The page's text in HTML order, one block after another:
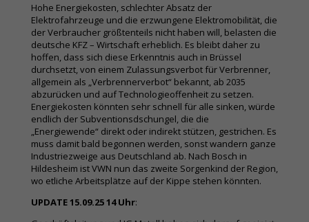
Hohe Energiekosten, schlechter Absatz der
Elektrofahrzeuge und die erzwungene Elektromobilität, die
der Verbraucher größtenteils nicht haben will, belasten die
deutsche KFZ – Wirtschaft erheblich. Es bleibt daher zu
hoffen, dass sich diese Erkenntnis auch in Brüssel
durchsetzt, von einem Zulassungsverbot für Verbrenner,
allgemein als „Verbrennerverbot“ bekannt, ab 2035
abzurücken und auf Technologieoffenheit zu setzen.
Energiekosten könnten sehr schnell für alle sinken, würde
endlich der Subventionsdschungel, die die
„Energiewende“ direkt oder indirekt stützen, gestrichen. Es
muss damit bald begonnen werden, sonst wandern ganze
Industriezweige aus Deutschland ab. Nach Bosch in
Hildesheim ist VWN nun das zweite Sorgenkind der Region,
wo etliche Arbeitsplätze auf der Kippe stehen könnten.
UPDATE 15.09.25 14 Uhr: